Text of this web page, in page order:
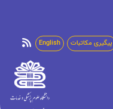
English پیگیری مکاتبات